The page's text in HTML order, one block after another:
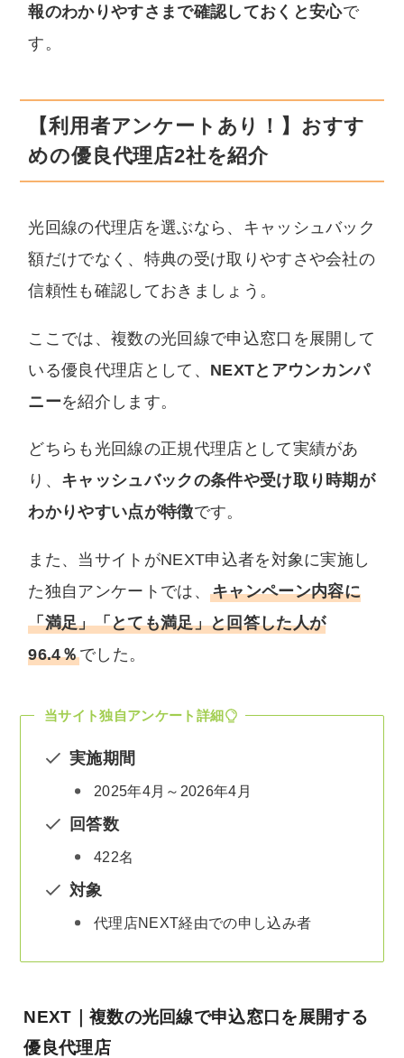
報のわかりやすさまで確認しておくと安心で
す。
【利用者アンケートあり！】おすす
めの優良代理店2社を紹介
光回線の代理店を選ぶなら、キャッシュバック
額だけでなく、特典の受け取りやすさや会社の
信頼性も確認しておきましょう。
ここでは、複数の光回線で申込窓口を展開して
いる優良代理店として、 NEXTとアウンカンパ
ニーを紹介します。
どちらも光回線の正規代理店として実績があ
り、 キャッシュバックの条件や受け取り時期が
わかりやすい点が特徴です。
また、当サイトがNEXT申込者を対象に実施し
た独自アンケートでは、 キャンペーン内容に
「満足」「とても満足」と回答した人が
96.4％でした。
当サイト独自アンケート詳細
実施期間
2025年4月～2026年4月
回答数
422名
対象
代理店NEXT経由での申し込み者
NEXT｜複数の光回線で申込窓口を展開する
優良代理店